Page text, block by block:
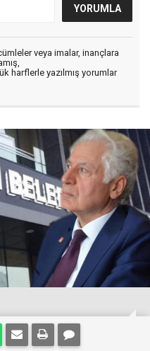
veya imalar, inançlara
harflerle yazılmış yorumlar